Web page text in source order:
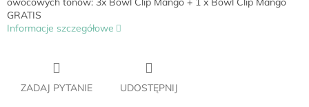
GRATIS
Informacje szczegółowe
ZADAJ PYTANIE UDOSTĘPNIJ